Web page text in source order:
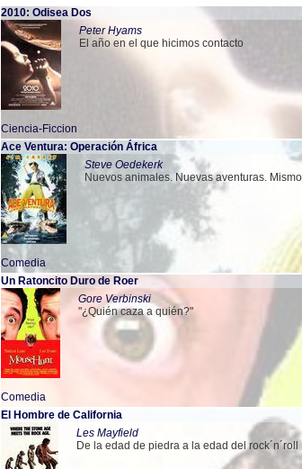
2010: Odisea Dos
Peter Hyams
El año en el que hicimos contacto
Ciencia-Ficcion
Ace Ventura: Operación África
Steve Oedekerk
Nuevos animales. Nuevas aventuras.
Comedia
Un Ratoncito Duro de Roer
Gore Verbinski
"¿Quién caza a quién?"
Comedia
El Hombre de California
Les Mayfield
De la edad de piedra a la edad del rock´n´roll